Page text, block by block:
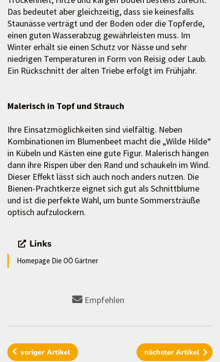
Das bedeutet aber gleichzeitig, dass sie keinesfalls
Staunässe verträgt und der Boden oder die Topferde,
einen guten Wasserabzug gewährleisten muss. Im
Winter erhält sie einen Schutz vor Nässe und sehr
niedrigen Temperaturen in Form von Reisig oder Laub.
Ein Rückschnitt der alten Triebe erfolgt im Frühjahr.
Malerisch in Topf und Strauch
Ihre Einsatzmöglichkeiten sind vielfältig. Neben
Kombinationen im Blumenbeet macht die „Wilde Hilde“
in Kübeln und Kästen eine gute Figur. Malerisch hängen
dann ihre Rispen über den Rand und schaukeln im Wind.
Dieser Effekt lässt sich auch noch anders nutzen. Die
Bienen-Prachtkerze eignet sich gut als Schnittblume
und ist die perfekte Wahl, um bunte Sommersträuße
optisch aufzulockern.
Links
Homepage Die OÖ Gärtner
Empfehlen
vorigerArtikel nächster Artikel